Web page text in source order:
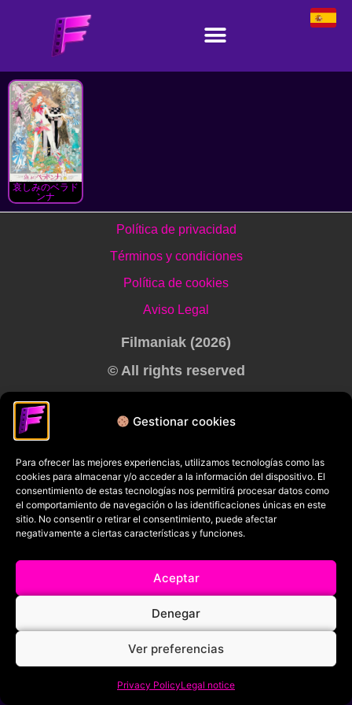
Gestionar cookies
Para ofrecer las mejores experiencias, utilizamos tecnologías como las
cookies para almacenar y/o acceder a la información del dispositivo. El
consentimiento de estas tecnologías nos permitirá procesar datos como
el comportamiento de navegación o las identificaciones únicas en este
sitio. No consentir o retirar el consentimiento, puede afectar
negativamente a ciertas características y funciones.
Aceptar
Denegar
Ver preferencias
Privacy PolicyLegal notice
哀しみのベラド
ンナ
Política de privacidad
Términos y condiciones
Política de cookies
Aviso Legal
Filmaniak (2026)
© All rights reserved